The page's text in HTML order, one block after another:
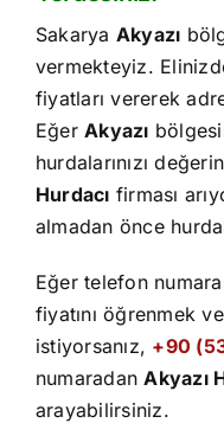
Sakarya Akyazı
vermekteyiz.
fiyatları vererek
EğerAkyazı
hurdalarınızı
Hurdacı firması
almadan önce
Eğer telefon
fiyatını öğrenmek
istiyorsanız, +90
numaradanAkyazı
arayabilirsiniz.